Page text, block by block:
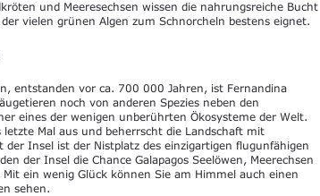
und Meeresechsen wissen die nahrungsreiche Bucht
vielen grünen Algen zum Schnorcheln bestens eignet.
entstanden vor ca. 700 000 Jahren, ist Fernandina
noch von anderen Spezies neben den
eines der wenigen unberührten Ökosysteme der Welt.
Mal aus und beherrscht die Landschaft mit
der Insel ist der Nistplatz des einzigartigen flugunfähigen
der Insel die Chance Galapagos Seelöwen, Meerechsen
ein wenig Glück können Sie am Himmel auch einen
sehen.